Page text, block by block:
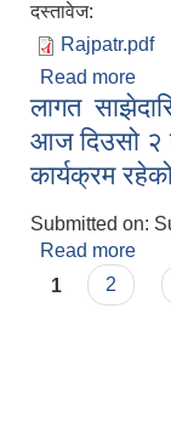
दस्तावेज:
Rajpatr.pdf
Read more
लागत
आज दिउसो २
कार्यक्रम
Submitted on:
Read more
Pages
1 2